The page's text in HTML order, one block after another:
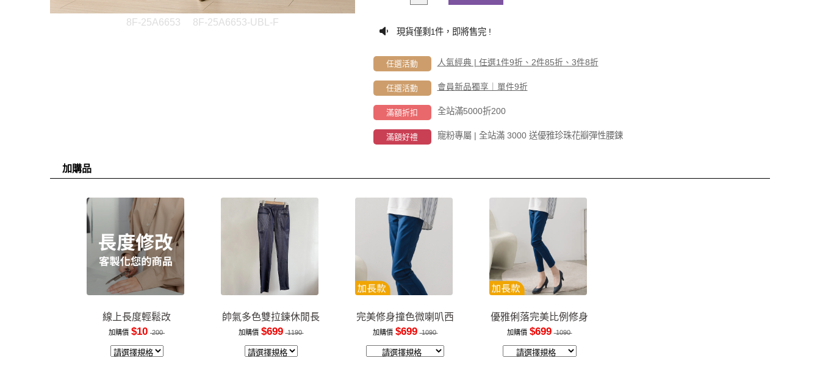
8F-25A6653 8F-25A6653-UBL-F
現貨僅剩 1件，即將售完 !
任選活動 人氣經典 | 任選1件9折、2件85折、3件8折
任選活動 會員新品獨享｜單件9折
滿額折扣 全站滿5000折200
滿額好禮 寵粉專屬 | 全站滿 3000 送優雅珍珠花瓣彈性腰鍊
加購品
線上長度輕鬆改
加購價 $10 200
帥氣多色雙拉鍊休閒長
褲
加購價 $699 1190
完美修身撞色微喇叭西
裝褲
加購價 $699 1090
優雅俐落完美比例修身
長褲
加購價 $699 1090